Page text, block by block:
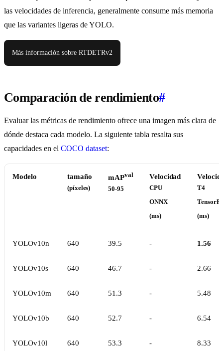
las velocidades de inferencia, generalmente consume más memoria
que las variantes ligeras de YOLO.
Más información sobre RTDETRv2
Comparación de rendimiento#
Evaluar las métricas de rendimiento ofrece una imagen más clara de
dónde destaca cada modelo. La siguiente tabla resalta sus
capacidades en el COCO dataset:
Modelo tamaño
(píxeles)
mAPval
50-95
Velocidad
CPU
ONNX
(ms)
T4
(ms)
YOLOv10n 640 39.5 - 1.56
YOLOv10s 640 46.7 - 2.66
YOLOv10m 640 51.3 - 5.48
YOLOv10b 640 52.7 - 6.54
YOLOv10l 640 53.3 - 8.33